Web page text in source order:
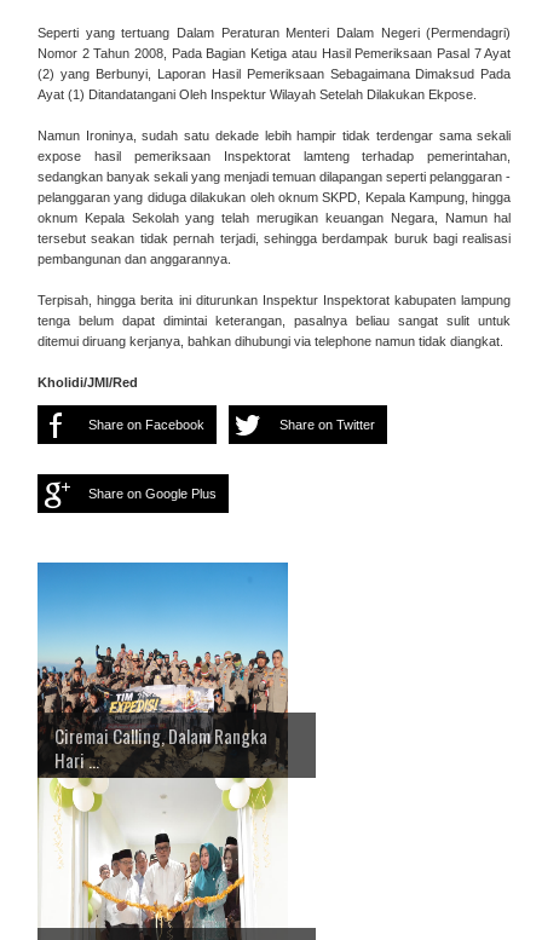
Seperti yang tertuang Dalam Peraturan Menteri Dalam Negeri (Permendagri)
Nomor 2 Tahun 2008, Pada Bagian Ketiga atau Hasil Pemeriksaan Pasal 7 Ayat
(2) yang Berbunyi, Laporan Hasil Pemeriksaan Sebagaimana Dimaksud Pada
Ayat (1) Ditandatangani Oleh Inspektur Wilayah Setelah Dilakukan Ekpose.
Namun Ironinya, sudah satu dekade lebih hampir tidak terdengar sama sekali
expose hasil pemeriksaan Inspektorat lamteng terhadap pemerintahan,
sedangkan banyak sekali yang menjadi temuan dilapangan seperti pelanggaran -
pelanggaran yang diduga dilakukan oleh oknum SKPD, Kepala Kampung, hingga
oknum Kepala Sekolah yang telah merugikan keuangan Negara, Namun hal
tersebut seakan tidak pernah terjadi, sehingga berdampak buruk bagi realisasi
pembangunan dan anggarannya.
Terpisah, hingga berita ini diturunkan Inspektur Inspektorat kabupaten lampung
tenga belum dapat dimintai keterangan, pasalnya beliau sangat sulit untuk
ditemui diruang kerjanya, bahkan dihubungi via telephone namun tidak diangkat.
Kholidi/JMI/Red
Share on Facebook Share on Twitter
Share on Google Plus
Ciremai Calling, Dalam Rangka
Hari ...